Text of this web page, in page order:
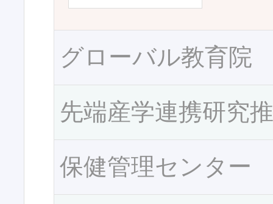
グローバル教育院
先端産学連携研究
保健管理センター